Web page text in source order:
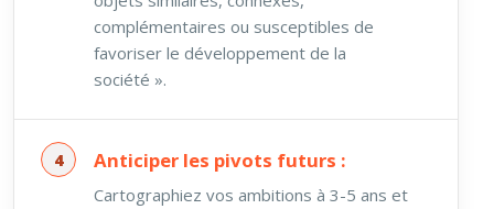
complémentaires ou susceptibles de
favoriser le développement de la
société ».
Anticiper les pivots futurs :
Cartographiez vos ambitions à 3-5 ans et